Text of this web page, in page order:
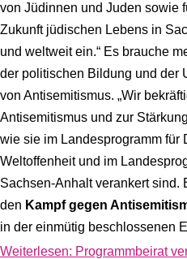
von Jüdinnen und Juden sowie
Zukunft jüdischen Lebens in
und weltweit ein.“ Es brauche
der politischen Bildung und der
von Antisemitismus. „Wir
Antisemitismus und zur
wie sie im Landesprogramm für
Weltoffenheit und im
Sachsen-Anhalt verankert sind.
den Kampf gegen
in der einmütig beschlossenen
Weiterlesen: Programmbeirat